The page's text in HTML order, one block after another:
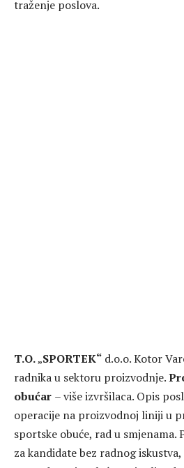
traženje poslova.
T.O.„SPORTEK“ d.o.o. Kotor
radnika u sektoru proizvodnje.
obućar – više izvršilaca. Opis
operacije na proizvodnoj liniji u
sportske obuće, rad u smjenama.
za kandidate bez radnog